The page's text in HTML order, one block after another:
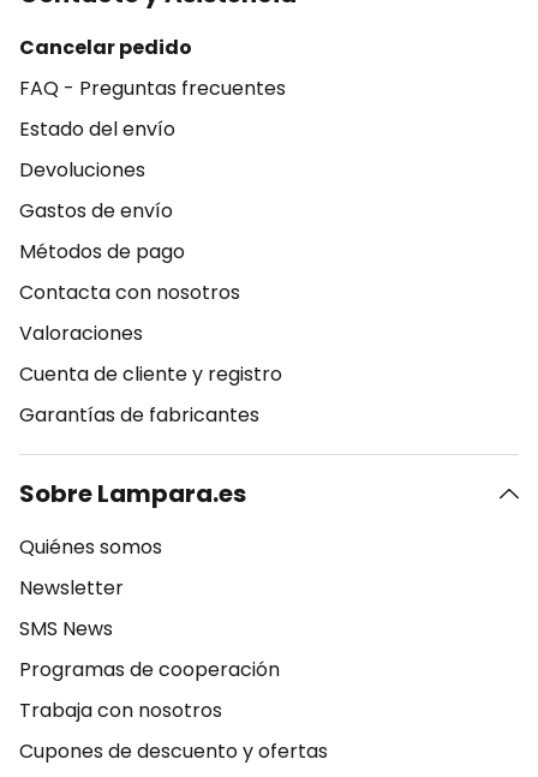
Cancelar pedido
FAQ - Preguntas frecuentes
Estado del envío
Devoluciones
Gastos de envío
Métodos de pago
Contacta con nosotros
Valoraciones
Cuenta de cliente y registro
Garantías de fabricantes
Sobre Lampara.es
Quiénes somos
Newsletter
SMS News
Programas de cooperación
Trabaja con nosotros
Cupones de descuento y ofertas